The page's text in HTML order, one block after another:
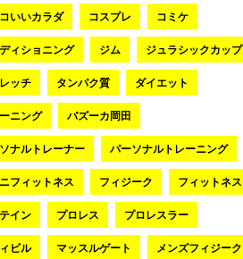
いいカラダ コスプレ コミケ
ィショニング ジム ジュラシックカップ
ッチ タンパク質 ダイエット
ニング バズーカ岡田
ナルトレーナー パーソナルトレーニング
フィットネス フィジーク フィットネス
イン プロレス プロレスラー
ビル マッスルゲート メンズフィジーク